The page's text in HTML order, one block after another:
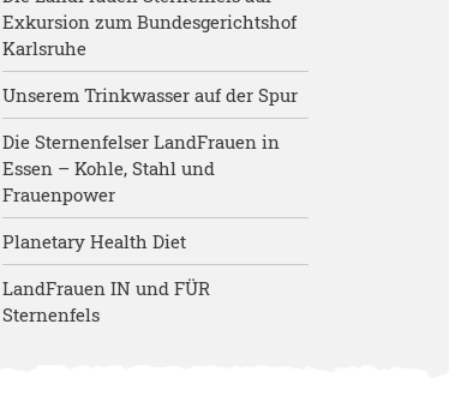
Exkursion zum Bundesgerichtshof
Karlsruhe
Unserem Trinkwasser auf der Spur
Die Sternenfelser LandFrauen in
Essen – Kohle, Stahl und
Frauenpower
Planetary Health Diet
LandFrauen IN und FÜR
Sternenfels